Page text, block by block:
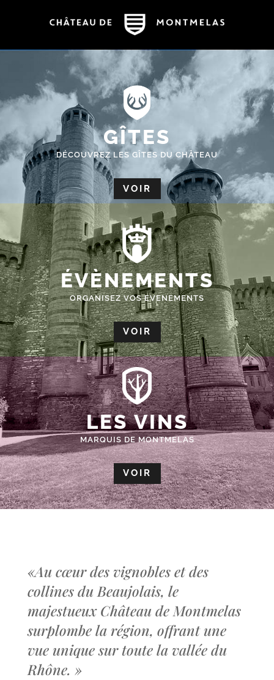
GÎTES
DÉCOUVREZ LES GÎTES DU CHÂTEAU
VOIR
ÉVÈNEMENTS
ORGANISEZ VOS EVENEMENTS
VOIR
LES VINS
MARQUIS DE MONTMELAS
VOIR
«Au cœur des vignobles et des
collines du Beaujolais, le
majestueux Château de Montmelas
surplombe la région, offrant une
vue unique sur toute la vallée du
Rhône. »